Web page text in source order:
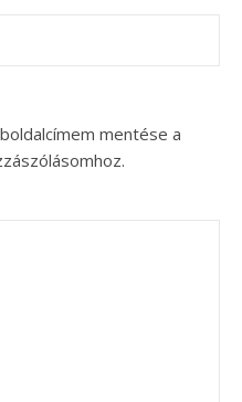
mentése a